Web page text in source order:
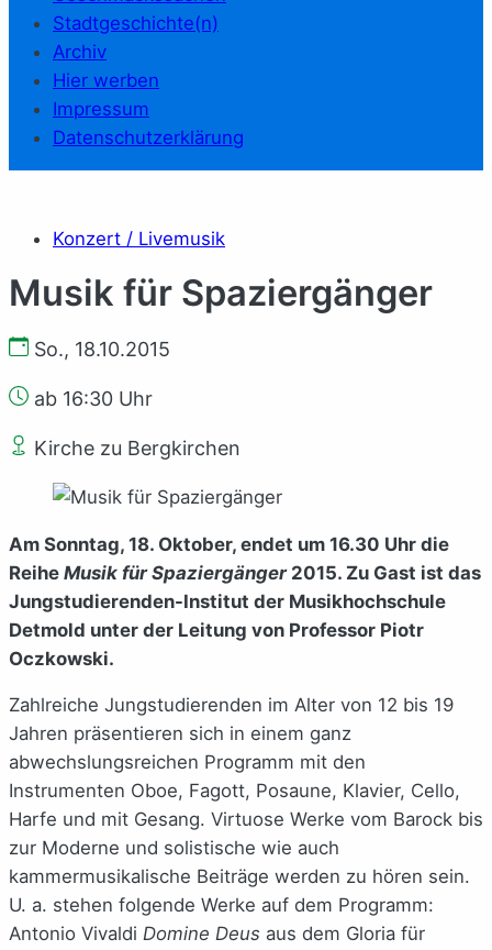
Stadtgeschichte(n)
Archiv
Hier werben
Impressum
Datenschutzerklärung
Konzert / Livemusik
Musik für Spaziergänger
So., 18.10.2015
ab 16:30 Uhr
Kirche zu Bergkirchen
Am Sonntag, 18. Oktober, endet um 16.30 Uhr die
Reihe Musik für Spaziergänger2015. Zu Gast ist das
Jungstudierenden-Institut der Musikhochschule
Detmold unter der Leitung von Professor Piotr
Oczkowski.
Zahlreiche Jungstudierenden im Alter von 12 bis 19
Jahren präsentieren sich in einem ganz
abwechslungsreichen Programm mit den
Instrumenten Oboe, Fagott, Posaune, Klavier, Cello,
Harfe und mit Gesang. Virtuose Werke vom Barock bis
zur Moderne und solistische wie auch
kammermusikalische Beiträge werden zu hören sein.
U. a. stehen folgende Werke auf dem Programm:
Antonio Vivaldi Domine Deus aus dem Gloria für